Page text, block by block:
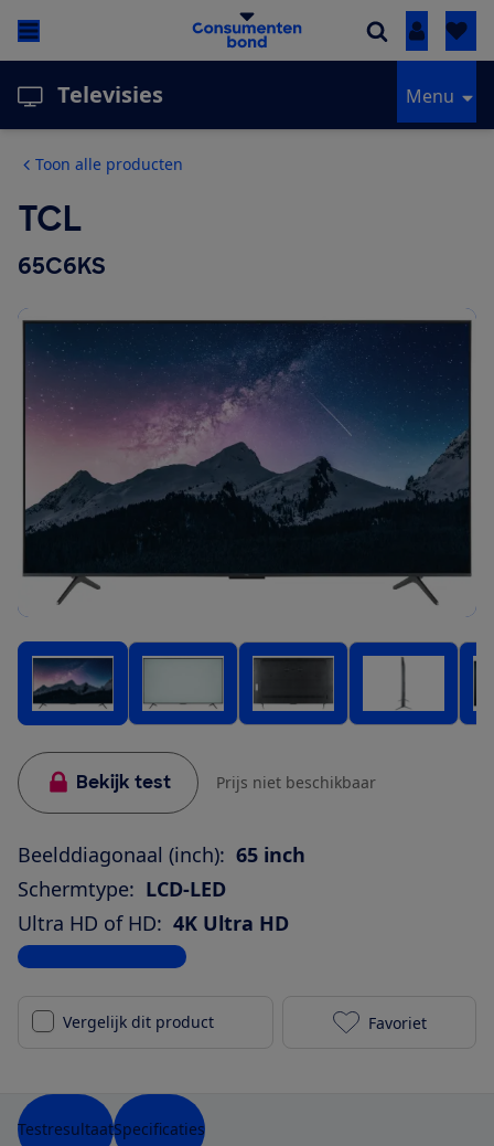
Inloggen
Televisies Menu
Toon alle producten
TCL
65C6KS
Bekijk test Prijs niet beschikbaar
Beelddiagonaal (inch): 65 inch
Schermtype: LCD-LED
Ultra HD of HD: 4K Ultra HD
Bekijk alle specificaties
Vergelijk dit product TCL 65C6KS
Favoriet
TestresultaatSpecificaties